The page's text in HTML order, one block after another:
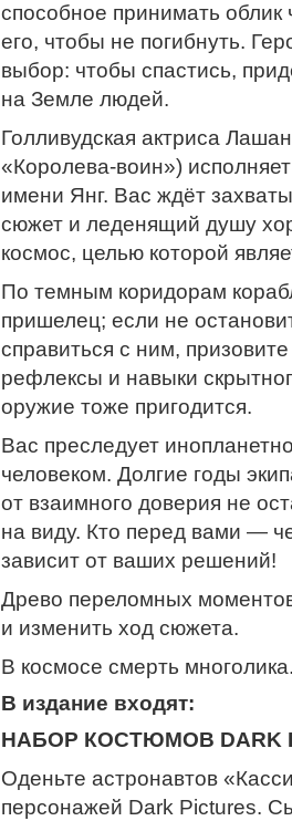
способное принимать
его, чтобы не погибнуть.
выбор: чтобы спастись,
на Земле людей.
Голливудская актриса
«Королева-воин»)
имени Янг. Вас ждёт
сюжет и леденящий душу
космос, целью которой
По темным коридорам
пришелец; если не
справиться с ним,
рефлексы и навыки
оружие тоже пригодится.
Вас преследует
человеком. Долгие годы
от взаимного доверия не
на виду. Кто перед вами —
зависит от ваших решений!
Древо переломных
и изменить ход сюжета.
В космосе смерть
В издание входят:
НАБОР КОСТЮМОВ DARK
Оденьте астронавтов
персонажей Dark Pictures.